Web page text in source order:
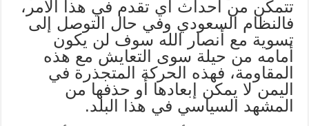
تتمكن من احداث أي تقدم في هذا الأمر،
فالنظام السعودي وفي حال التوصل إلى
تسوية مع أنصار الله سوف لن يكون
أمامه من حيلة سوى التعايش مع هذه
المقاومة، فهذه الحركة المتجذرة في
اليمن لا يمكن إبعادها أو حذفها من
المشهد السياسي في هذا البلد.